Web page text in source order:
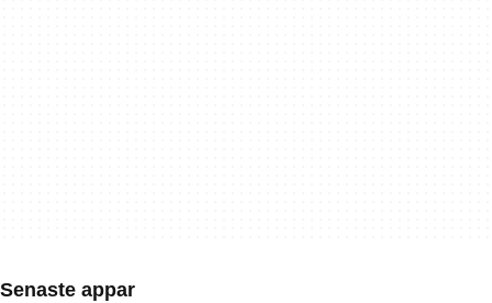
Senaste appar